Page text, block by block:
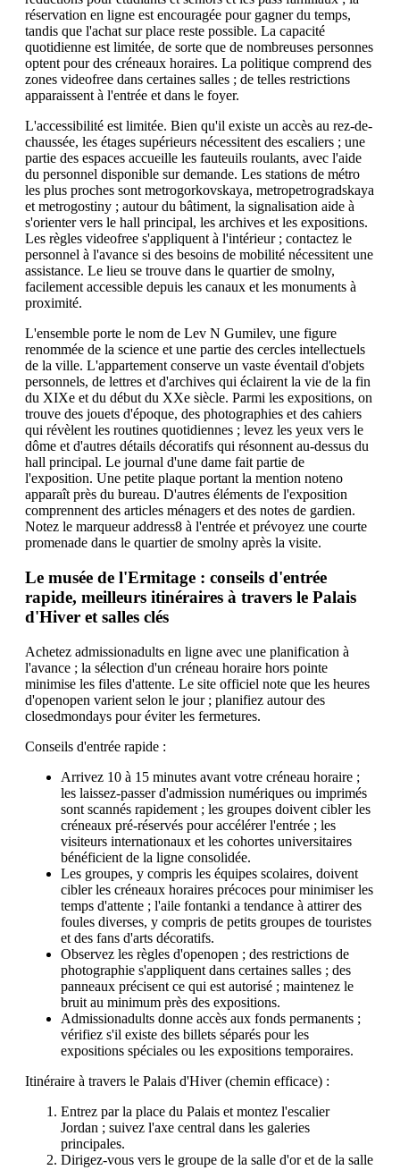
réservation en ligne est encouragée pour gagner du temps,
tandis que l'achat sur place reste possible. La capacité
quotidienne est limitée, de sorte que de nombreuses personnes
optent pour des créneaux horaires. La politique comprend des
zones videofree dans certaines salles ; de telles restrictions
apparaissent à l'entrée et dans le foyer.
L'accessibilité est limitée. Bien qu'il existe un accès au rez-de-
chaussée, les étages supérieurs nécessitent des escaliers ; une
partie des espaces accueille les fauteuils roulants, avec l'aide
du personnel disponible sur demande. Les stations de métro
les plus proches sont metrogorkovskaya, metropetrogradskaya
et metrogostiny ; autour du bâtiment, la signalisation aide à
s'orienter vers le hall principal, les archives et les expositions.
Les règles videofree s'appliquent à l'intérieur ; contactez le
personnel à l'avance si des besoins de mobilité nécessitent une
assistance. Le lieu se trouve dans le quartier de smolny,
facilement accessible depuis les canaux et les monuments à
proximité.
L'ensemble porte le nom de Lev N Gumilev, une figure
renommée de la science et une partie des cercles intellectuels
de la ville. L'appartement conserve un vaste éventail d'objets
personnels, de lettres et d'archives qui éclairent la vie de la fin
du XIXe et du début du XXe siècle. Parmi les expositions, on
trouve des jouets d'époque, des photographies et des cahiers
qui révèlent les routines quotidiennes ; levez les yeux vers le
dôme et d'autres détails décoratifs qui résonnent au-dessus du
hall principal. Le journal d'une dame fait partie de
l'exposition. Une petite plaque portant la mention noteno
apparaît près du bureau. D'autres éléments de l'exposition
comprennent des articles ménagers et des notes de gardien.
Notez le marqueur address8 à l'entrée et prévoyez une courte
promenade dans le quartier de smolny après la visite.
Le musée de l'Ermitage : conseils d'entrée
rapide, meilleurs itinéraires à travers le Palais
d'Hiver et salles clés
Achetez admissionadults en ligne avec une planification à
l'avance ; la sélection d'un créneau horaire hors pointe
minimise les files d'attente. Le site officiel note que les heures
d'openopen varient selon le jour ; planifiez autour des
closedmondays pour éviter les fermetures.
Conseils d'entrée rapide :
Arrivez 10 à 15 minutes avant votre créneau horaire ;
les laissez-passer d'admission numériques ou imprimés
sont scannés rapidement ; les groupes doivent cibler les
créneaux pré-réservés pour accélérer l'entrée ; les
visiteurs internationaux et les cohortes universitaires
bénéficient de la ligne consolidée.
Les groupes, y compris les équipes scolaires, doivent
cibler les créneaux horaires précoces pour minimiser les
temps d'attente ; l'aile fontanki a tendance à attirer des
foules diverses, y compris de petits groupes de touristes
et des fans d'arts décoratifs.
Observez les règles d'openopen ; des restrictions de
photographie s'appliquent dans certaines salles ; des
panneaux précisent ce qui est autorisé ; maintenez le
bruit au minimum près des expositions.
Admissionadults donne accès aux fonds permanents ;
vérifiez s'il existe des billets séparés pour les
expositions spéciales ou les expositions temporaires.
Itinéraire à travers le Palais d'Hiver (chemin efficace) :
Entrez par la place du Palais et montez l'escalier
Jordan ; suivez l'axe central dans les galeries
principales.
Dirigez-vous vers le groupe de la salle d'or et de la salle